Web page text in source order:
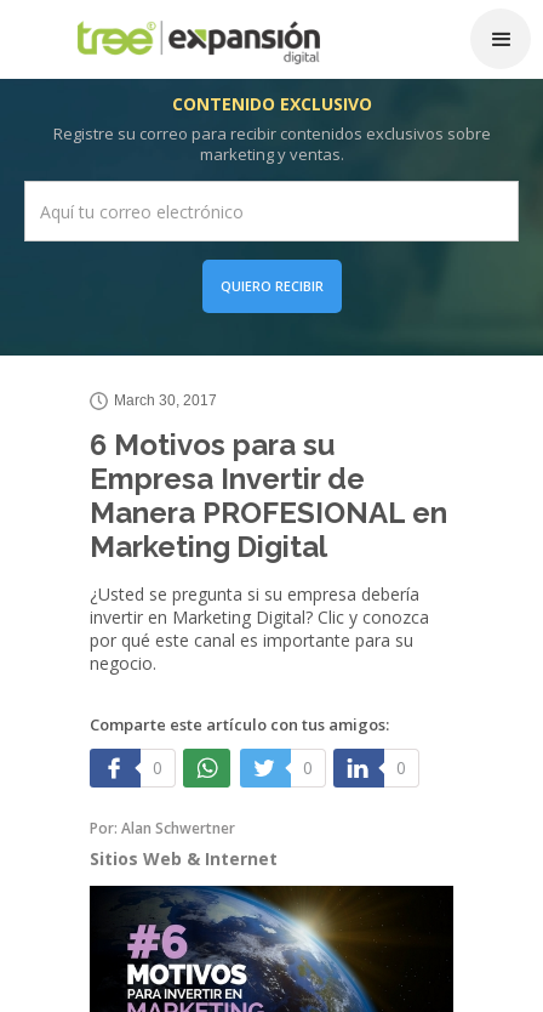
CONTENIDO EXCLUSIVO
Registre su correo para recibir contenidos exclusivos sobre
marketing y ventas.
QUIERO RECIBIR
March 30, 2017
6 Motivos para su
Empresa Invertir de
Manera PROFESIONAL en
Marketing Digital
¿Usted se pregunta si su empresa debería
invertir en Marketing Digital? Clic y conozca
por qué este canal es importante para su
negocio.
Comparte este artículo con tus amigos:
0 0 0
Por: Alan Schwertner
Sitios Web & Internet